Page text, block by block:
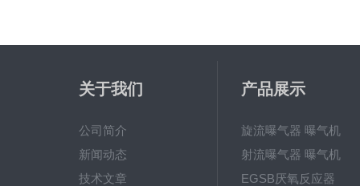
关于我们
公司简介
新闻动态
技术文章
产品展示
旋流曝气器 曝气机
射流曝气器 曝气机
EGSB厌氧反应器